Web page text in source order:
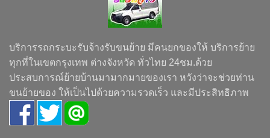
บริการรถกระบะรับจ้างรับขนย้าย มีคนยกของให้ บริการย้าย
ทุกที่ในเขตกรุงเทพ ต่างจังหวัด ทั่วไทย 24ชม.ด้วย
ประสบการณ์ย้ายบ้านมามากมายของเรา หวังว่าจะช่วยท่าน
ขนย้ายของ ให้เป็นไปด้วยความรวดเร็ว และมีประสิทธิภาพ